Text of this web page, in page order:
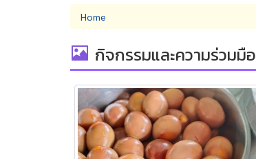
You
are
here
Home
กิจกรรมและความร่วมมือ